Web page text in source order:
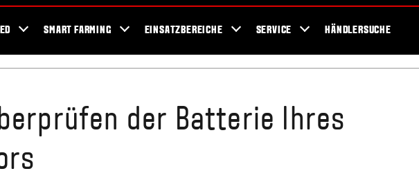
SMART FARMING EINSATZBEREICHE SERVICE HÄNDLERSUCHE
der Batterie Ihres